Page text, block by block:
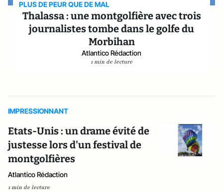
PLUS DE PEUR QUE DE MAL
Thalassa : une montgolfière avec trois
journalistes tombe dans le golfe du
Morbihan
Atlantico Rédaction
1 min de lecture
IMPRESSIONNANT
Etats-Unis : un drame évité de
justesse lors d'un festival de
montgolfières
Atlantico Rédaction
1 min de lecture